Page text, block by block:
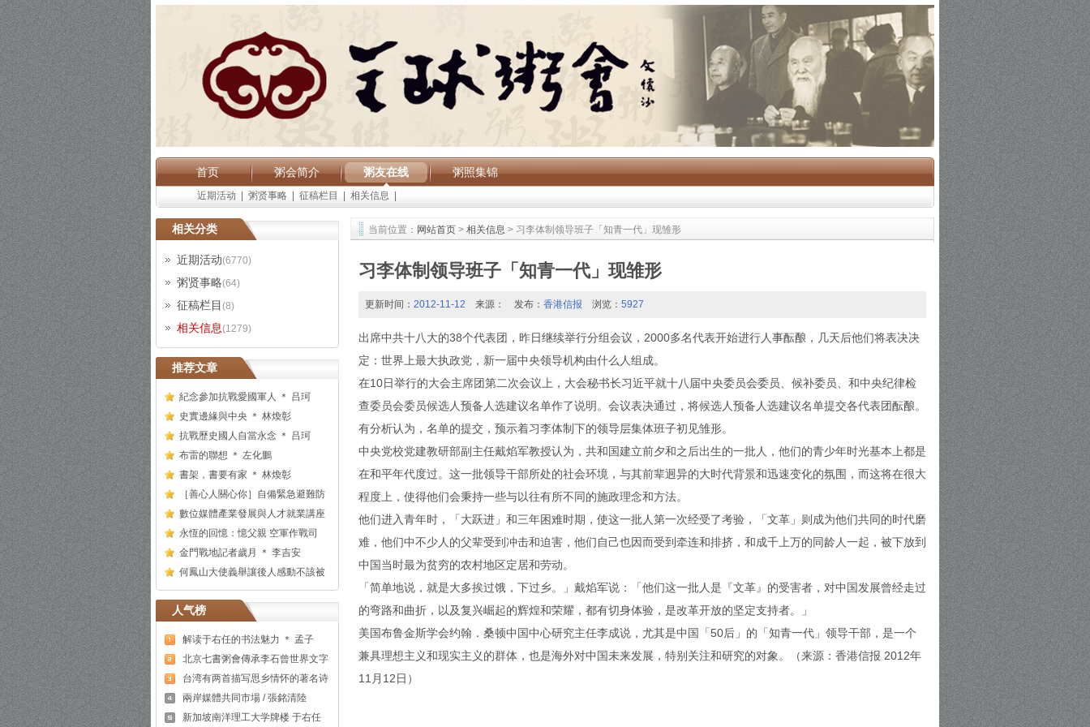
首页 粥会简介 粥友在线 粥照集锦
近期活动 粥贤事略 征稿栏目 相关信息
相关分类
近期活动(6770)
粥贤事略(64)
征稿栏目 (8)
相关信息(1279)
推荐文章
紀念參加抗戰愛國軍人 ＊ 吕珂
史實邊緣與中央 ＊ 林煥彰
抗戰歷史國人自當永念 ＊ 吕珂
布雷的聯想 ＊ 左化鵬
書架，書要有家 ＊ 林煥彰
［善心人關心你］自備緊急避難防
數位媒體產業發展與人才就業講座
永恆的回憶：憶父親 空軍作戰司
金門戰地記者歲月 ＊ 李吉安
何鳳山大使義舉讓後人感動不該被
人气榜
解读于右任的书法魅力 ＊ 孟子
北京七書粥會傳承李石曾世界文字
台湾有两首描写思乡情怀的著名诗
兩岸媒體共同市場 / 張銘清陸
新加坡南洋理工大学牌楼 于右任
当前位置： 网站首页 > 相关信息 > 习李体制领导班子「知青一代」现雏形
习李体制领导班子「知青一代」现雏形
更新时间： 2012-11-12 来源： 发布： 香港信报 浏览： 5927
出席中共十八大的38个代表团，昨日继续举行分组会议，2000多名代表开始进行人事酝酿，几天后他们将表决决
定：世界上最大执政党，新一届中央领导机构由什么人组成。
在10日举行的大会主席团第二次会议上，大会秘书长习近平就十八届中央委员会委员、候补委员、和中央纪律检
查委员会委员候选人预备人选建议名单作了说明。会议表决通过，将候选人预备人选建议名单提交各代表团酝酿。
有分析认为，名单的提交，预示着习李体制下的领导层集体班子初见雏形。
中央党校党建教研部副主任戴焰军教授认为，共和国建立前夕和之后出生的一批人，他们的青少年时光基本上都是
在和平年代度过。这一批领导干部所处的社会环境，与其前辈迥异的大时代背景和迅速变化的氛围，而这将在很大
程度上，使得他们会秉持一些与以往有所不同的施政理念和方法。
他们进入青年时，「大跃进」和三年困难时期，使这一批人第一次经受了考验，「文革」则成为他们共同的时代磨
难，他们中不少人的父辈受到冲击和迫害，他们自己也因而受到牵连和排挤，和成千上万的同龄人一起，被下放到
中国当时最为贫穷的农村地区定居和劳动。
「简单地说，就是大多挨过饿，下过乡。」戴焰军说：「他们这一批人是『文革』的受害者，对中国发展曾经走过
的弯路和曲折，以及复兴崛起的辉煌和荣耀，都有切身体验，是改革开放的坚定支持者。」
美国布鲁金斯学会约翰．桑顿中国中心研究主任李成说，尤其是中国「50后」的「知青一代」领导干部，是一个
兼具理想主义和现实主义的群体，也是海外对中国未来发展，特别关注和研究的对象。（来源：香港信报 2012年
11月12日）